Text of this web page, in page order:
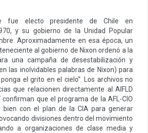
fue electo presidente de Chile en
y su gobierno de la Unidad Popular
Aproximadamente en esa época, un
al gobierno de Nixon ordenó a la
una campaña de desestabilización y
las inolvidables palabras de Nixon) para
el grito en el cielo”. Los archivos no
que relacionen directamente al AIFLD
confirman que el programa de la AFL-CIO
bien con el plan de la CIA para generar
divisiones dentro del movimiento
a organizaciones de clase media y